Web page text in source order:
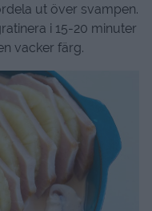
ut över svampen.
i 15-20 minuter
vacker färg.